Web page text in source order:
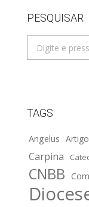
PESQUISAR
Search:
TAGS
Angelus Artigo
Carpina
CNBB